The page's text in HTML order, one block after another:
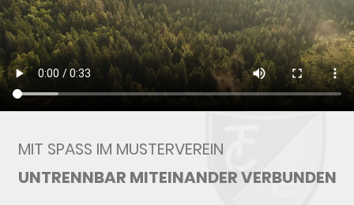
MIT SPASS IM MUSTERVEREIN
UNTRENNBAR MITEINANDER VERBUNDEN